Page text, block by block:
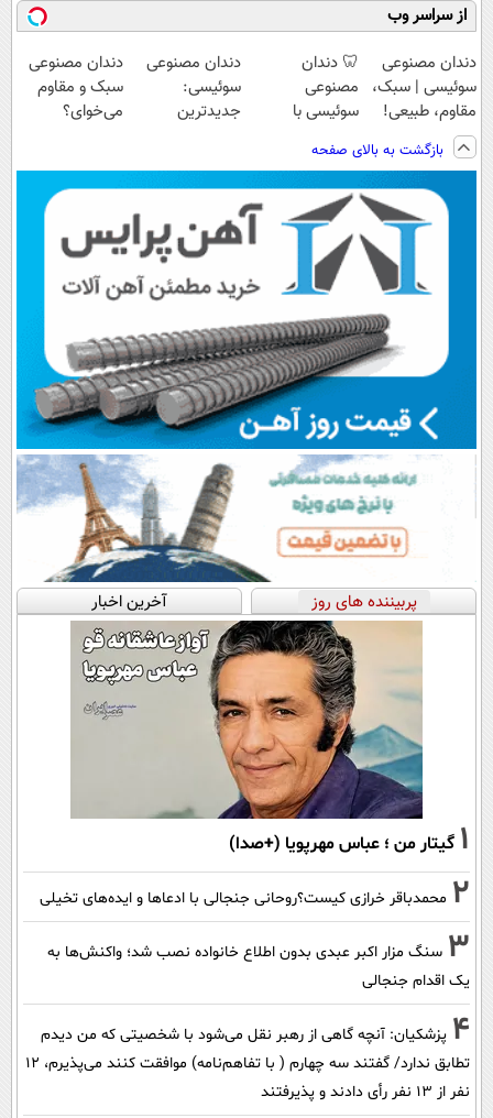
از سراسر وب
دندان مصنوعی
سوئیسی | سبک،
مقاوم، طبیعی!
ویزیت
رایگان+پرداخت
اقساطی😍
🦷 دندان
مصنوعی
سوئیسی با
دیجیتال |
پرداخت در 4
قسط |📍 تهران
دندان مصنوعی
سوئیسی:
جدیدترین
پرداخت قسطی
دندان مصنوعی
سبک و مقاوم
می‌خوای؟
📍تهران
بازگشت به بالای صفحه
پربیننده های روز آخرین اخبار
1 گیتار من ؛ عباس مهرپویا (+صدا)
2 محمدباقر خرازی کیست؟روحانی جنجالی با ادعاها و ایده‌های تخیلی
3 سنگ مزار اکبر عبدی بدون اطلاع خانواده نصب شد؛ واکنش‌ها به
یک اقدام جنجالی
4 پزشکیان‌: آنچه گاهی از رهبر نقل می‌شود با شخصیتی که من دیدم
تطابق ندارد/ گفتند سه چهارم ( با تفاهم‌نامه) موافقت کنند می‌پذیرم، 12
نفر از 13 نفر رأی دادند و پذیرفتند